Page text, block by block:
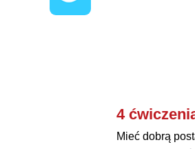
4
Mieć dobrą